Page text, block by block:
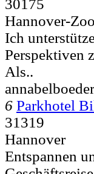
30175
Hannover-Zoo
Ich
Perspektiven
Als..
6 Parkhotel
31319
Hannover
Entspannen